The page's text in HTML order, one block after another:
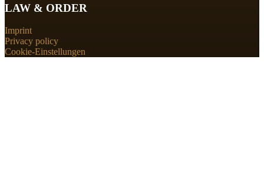
LAW & ORDER
Imprint
Privacy policy
Cookie-Einstellungen